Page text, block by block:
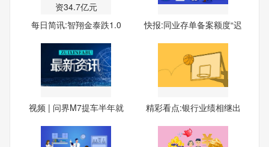
每日简讯:智翔金泰跌1.0
快报:同业存单备案额度“迟
视频 | 问界M7提车半年就
精彩看点:银行业绩相继出